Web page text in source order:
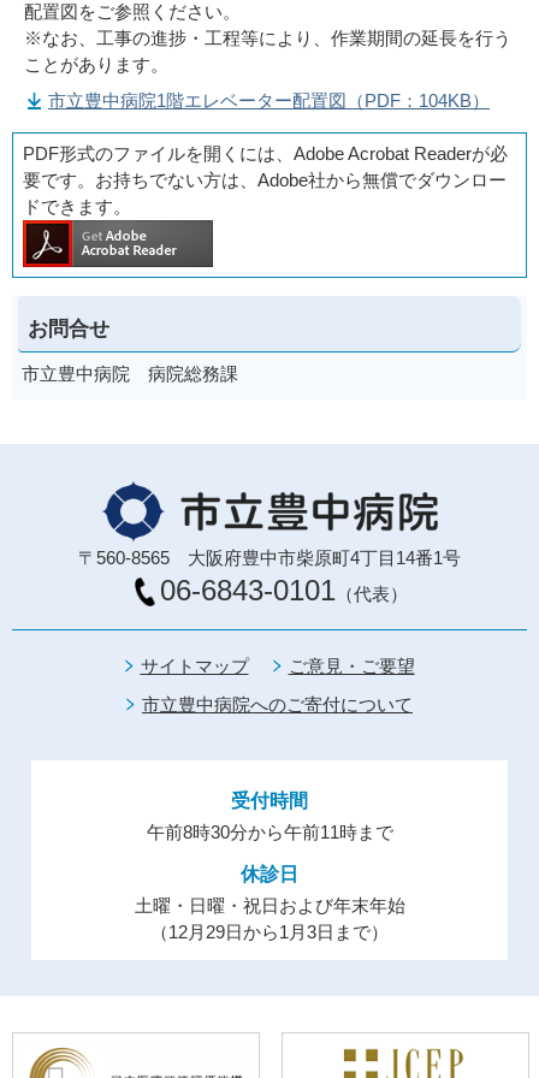
配置図をご参照ください。
※なお、工事の進捗・工程等により、作業期間の延長を行う
ことがあります。
市立豊中病院1階エレベーター配置図（PDF：104KB）
PDF形式のファイルを開くには、Adobe Acrobat Readerが必
要です。お持ちでない方は、Adobe社から無償でダウンロー
ドできます。
お問合せ
市立豊中病院 病院総務課
〒560-8565 大阪府豊中市柴原町4丁目14番1号
06-6843-0101（代表）
サイトマップ
ご意見・ご要望
市立豊中病院へのご寄付について
受付時間
午前8時30分から午前11時まで
休診日
土曜・日曜・祝日および年末年始
（12月29日から1月3日まで）